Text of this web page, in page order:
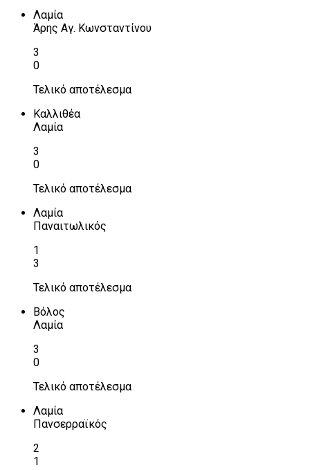
Λαμία
Άρης Αγ. Κωνσταντίνου
3
0
Τελικό αποτέλεσμα
Καλλιθέα
Λαμία
3
0
Τελικό αποτέλεσμα
Λαμία
Παναιτωλικός
1
3
Τελικό αποτέλεσμα
Βόλος
Λαμία
3
0
Τελικό αποτέλεσμα
Λαμία
Πανσερραϊκός
2
1